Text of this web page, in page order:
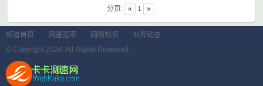
分页: « 1 »
频道首页 - 网速宽带 - 网络知识 -
业界动态
© Copyright 2024. All Rights Reserved.